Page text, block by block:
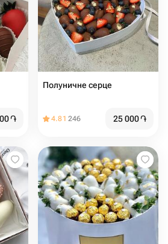
֏
Полуничне серце
4.81 246 25 000֏